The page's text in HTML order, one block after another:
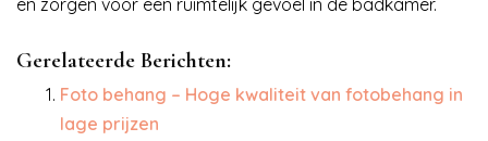
en zorgen voor een ruimtelijk gevoel in de badkamer.
Gerelateerde Berichten:
Foto behang – Hoge kwaliteit van fotobehang in
lage prijzen